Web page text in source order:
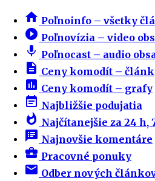
home Poľnoinfo – všetky
play_circle_filled Poľnovízia – video
mic Poľnocast – audio
description Ceny komodít –
insert_chart Ceny komodít – grafy
event_note Najbližšie podujatia
whatshot Najčítanejšie za 24 h,
speaker_notes Najnovšie komentáre
business_center Pracovné ponuky
email Odber nových